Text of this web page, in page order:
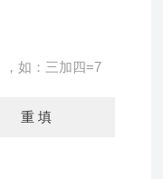
如：三加四=7